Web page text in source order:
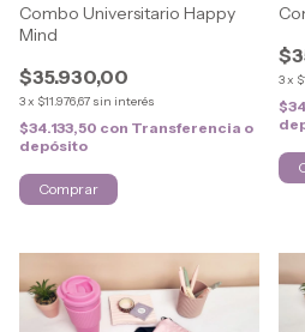
Combo Universitario Happy
Mind
$35.930,00
3x $11.976,67 sin interés
$34.133,50 con Transferencia o
depósito
Comprar
3x